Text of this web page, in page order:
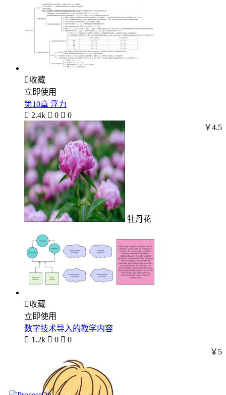
收藏
立即使用
第10章 浮力
 2.4k  0  0
牡丹花
￥4.5
收藏
立即使用
数字技术导入的教学内容
 1.2k  0  0
￥5